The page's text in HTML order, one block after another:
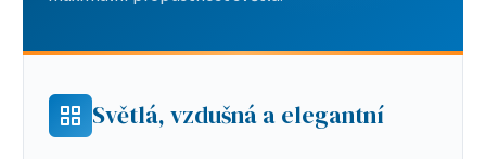
Světlá, vzdušná a elegantní